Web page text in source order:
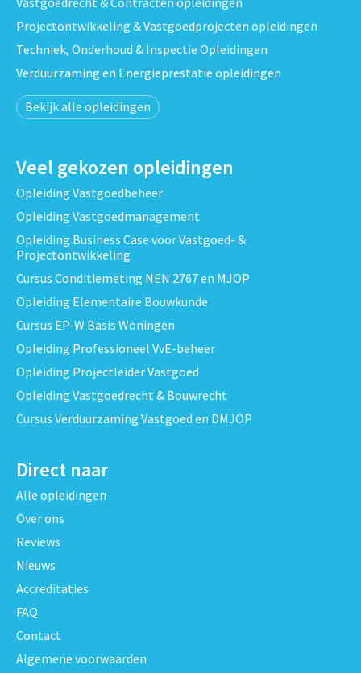
Projectontwikkeling & Vastgoedprojecten opleidingen
Techniek, Onderhoud & Inspectie Opleidingen
Verduurzaming en Energieprestatie opleidingen
Bekijk alle opleidingen
Veel gekozen opleidingen
Opleiding Vastgoedbeheer
Opleiding Vastgoedmanagement
Opleiding Business Case voor Vastgoed- &
Projectontwikkeling
Cursus Conditiemeting NEN 2767 en MJOP
Opleiding Elementaire Bouwkunde
Cursus EP-W Basis Woningen
Opleiding Professioneel VvE-beheer
Opleiding Projectleider Vastgoed
Opleiding Vastgoedrecht & Bouwrecht
Cursus Verduurzaming Vastgoed en DMJOP
Direct naar
Alle opleidingen
Over ons
Reviews
Nieuws
Accreditaties
FAQ
Contact
Algemene voorwaarden